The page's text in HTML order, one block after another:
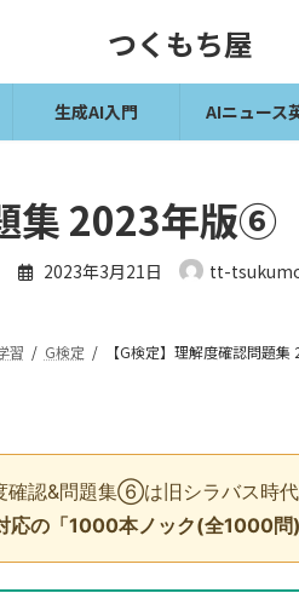
つくもち屋
生成AI入門 AIニュース
集 2023年版⑥
2023年3月21日 tt-
習 G検定 【G検定】理解度確認問題
確認&問題集⑥は旧シラバス時
の「1000本ノック(全1000問